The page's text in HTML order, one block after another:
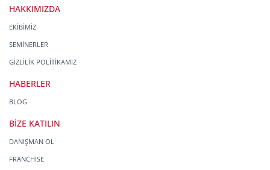
HAKKIMIZDA
EKİBİMİZ
SEMİNERLER
GİZLİLİK POLİTİKAMIZ
HABERLER
BLOG
BİZE KATILIN
DANIŞMAN OL
FRANCHISE